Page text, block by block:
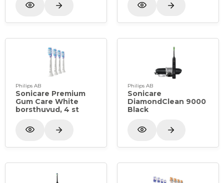
Philips AB
Sonicare Premium
Gum Care White
borsthuvud, 4 st
Philips AB
Sonicare
DiamondClean 9000
Black